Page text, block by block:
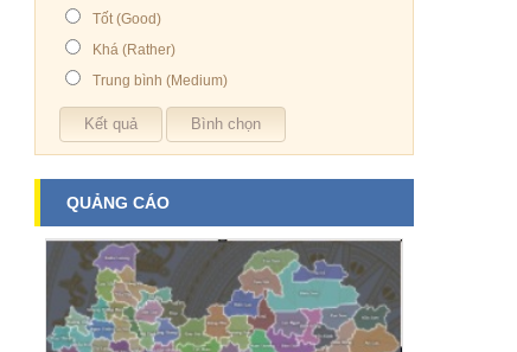
Tốt (Good)
Khá (Rather)
Trung bình (Medium)
QUẢNG CÁO